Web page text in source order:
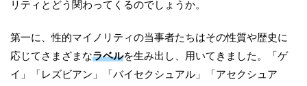
リティとどう関わってくるのでしょうか。
第一に、性的マイノリティの当事者たちはその性質や歴史に
応じてさまざまなラベルを生み出し、用いてきました。「ゲ
イ」「レズビアン」「バイセクシュアル」「アセクシュア